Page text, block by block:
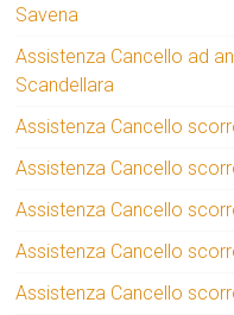
Savena
Assistenza Cancello ad
Scandellara
Assistenza Cancello
Assistenza Cancello
Assistenza Cancello
Assistenza Cancello
Assistenza Cancello